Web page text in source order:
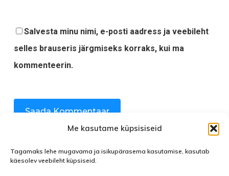
Me kasutame küpsisiseid
Tagamaks lehe mugavama ja isikupärasema kasutamise, kasutab
käesolev veebileht küpsiseid.
Salvesta minu nimi, e-posti aadress ja veebileht
selles brauseris järgmiseks korraks, kui ma
kommenteerin.